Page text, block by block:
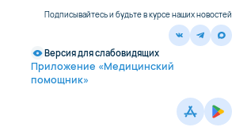
Подписывайтесь и будьте в курсе наших новостей
Версия для слабовидящих
Приложение «Медицинский
помощник»